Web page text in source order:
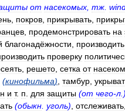
от насекомых тж
покров прикрывать
продемонстрировать на
благонадёжности производить
проверку
решето сетка от
(кинофильма) тамбур
и т. п для защиты (от чего-л .)
(обыкн уголь) отслеживать